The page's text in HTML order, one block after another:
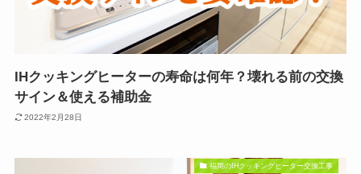
IHクッキングヒーターの寿命は何年？壊れる前の交換
サイン＆使える補助金
2022年2月28日
福岡のIHクッキングヒーター交換工事